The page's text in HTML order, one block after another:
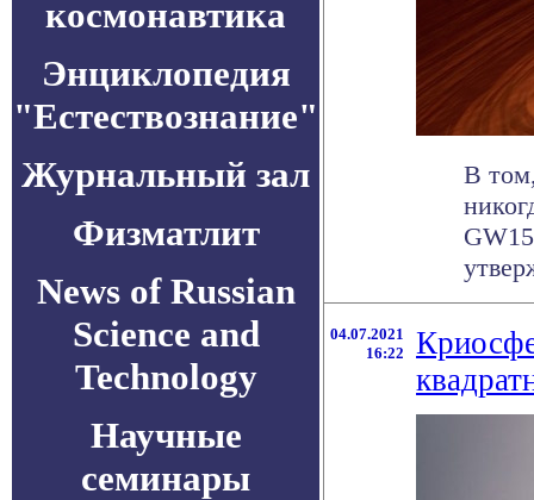
космонавтика
Энциклопедия
"Естествознание"
Журнальный зал
Физматлит
News of Russian
Science and
Technology
Научные
семинары
В
04.07.2021
16:22